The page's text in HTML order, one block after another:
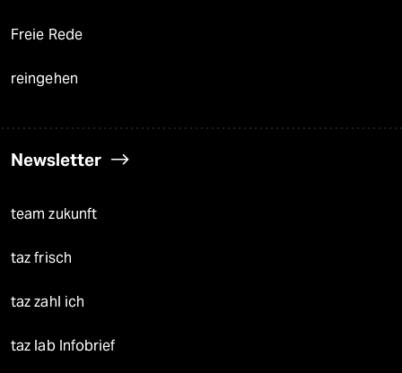
Freie Rede
reingehen
Newsletter
team zukunft
taz frisch
taz zahl ich
taz lab Infobrief